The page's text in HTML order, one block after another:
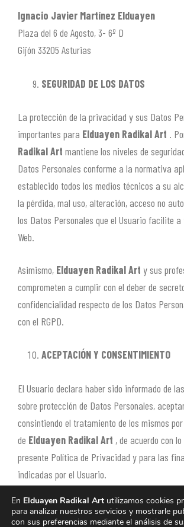
Ignacio Javier Martínez Elduayen
Plaza del 6 de Agosto, 3- 6º D
Gijón 33205 Asturias
SEGURIDAD DE LOS DATOS
La protección de la privacidad y sus Datos
importantes para Elduayen Radikal Art .
Radikal Art mantiene los niveles de
Datos Personales conforme a la normativa
establecido todos los medios técnicos a su
la pérdida, mal uso, alteración, acceso no
los Datos Personales que el Usuario facilite
Web.
Asimismo, Elduayen Radikal Art y sus
comprometen a cumplir con el deber de
confidencialidad respecto de los Datos
con el RGPD.
ACEPTACIÓN Y CONSENTIMIENTO
El Usuario declara haber sido informado de
sobre protección de Datos Personales,
consintiendo el tratamiento de los mismos
de Elduayen Radikal Art , de acuerdo con
presente Política de Privacidad y para las
indicadas por el Usuario.
En Elduayen Radikal Art utilizamos cookies
para analizar nuestros servicios y mostrarle
con sus preferencias mediante el análisis de